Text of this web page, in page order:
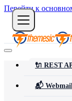
Перейти к
🔌 REST
📬